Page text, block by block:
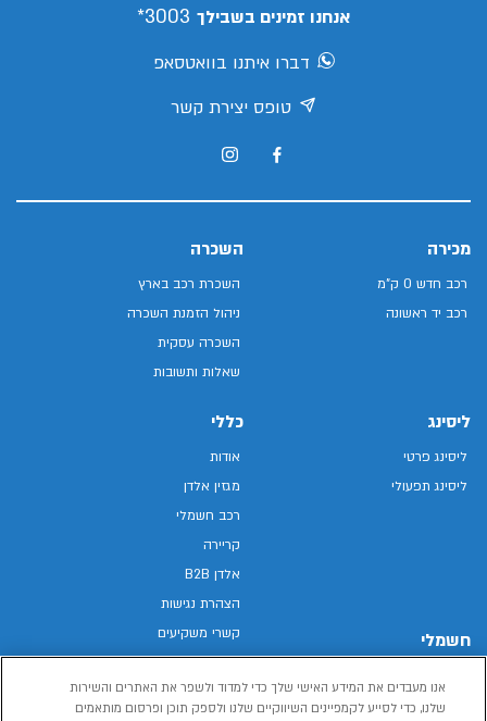
אנחנו זמינים בשבילך 3003*
דברו איתנו בוואטסאפ
טופס יצירת קשר
מכירה
רכב חדש 0 ק"מ
רכב יד ראשונה
השכרה
השכרת רכב בארץ
ניהול הזמנת השכרה
השכרה עסקית
שאלות ותשובות
ליסינג
ליסינג פרטי
ליסינג תפעולי
חשמלי
רכב חשמלי
כללי
אודות
מגזין אלדן
רכב חשמלי
קריירה
אלדן B2B
הצהרת נגישות
קשרי משקיעים
מפת האתר
מדיניות פרטיות
אנו מעבדים את המידע האישי שלך כדי למדוד ולשפר את האתרים והשירות
שלנו, כדי לסייע לקמפיינים השיווקיים שלנו ולספק תוכן ופרסום מותאמים